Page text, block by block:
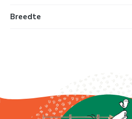
Breedte